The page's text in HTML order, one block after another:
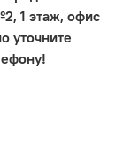
1 этаж, офис
уточните